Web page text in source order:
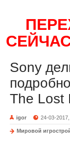
Sony
The Lost
igor 24-03-
Мировой